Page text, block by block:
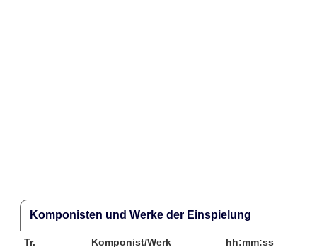
Komponisten und Werke der Einspielung
Tr. Komponist/Werk
hh:mm:ss